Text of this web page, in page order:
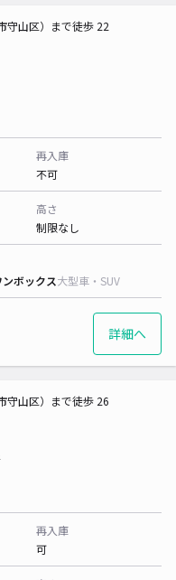
守山区）まで徒歩 22
再入庫
不可
高さ
制限なし
ンボックス大型車・SUV
詳細へ
守山区）まで徒歩 26
再入庫
可